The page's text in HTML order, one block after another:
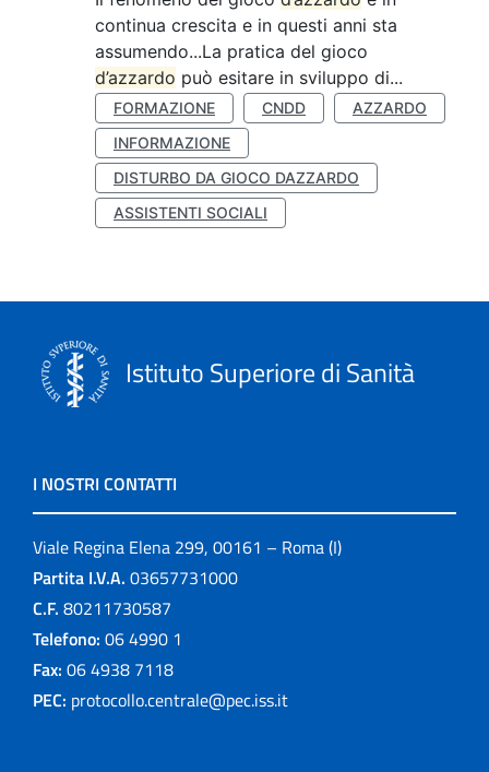
continua crescita e in questi anni sta
assumendo...La pratica del gioco
d’azzardo può esitare in sviluppo di...
FORMAZIONE CNDD
AZZARDO
INFORMAZIONE
DISTURBO DA GIOCO DAZZARDO
ASSISTENTI SOCIALI
Istituto Superiore di Sanità
I NOSTRI CONTATTI
Viale Regina Elena 299, 00161 – Roma (I)
Partita I.V.A. 03657731000
C.F. 80211730587
Telefono: 06 4990 1
Fax: 06 4938 7118
PEC: protocollo.centrale@pec.iss.it